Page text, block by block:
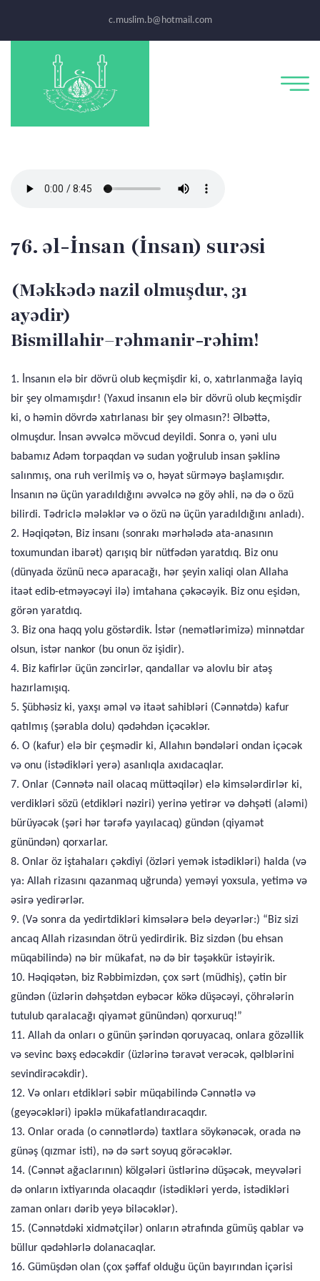
c.muslim.b@hotmail.com
76. əl-İnsan (İnsan) surəsi
(Məkkədə nazil olmuşdur, 31
ayədir)
Bismillahir–rəhmanir-rəhim!
1. İnsanın elə bir dövrü olub keçmişdir ki, o, xatırlanmağa layiq
bir şey olmamışdır! (Yaxud insanın elə bir dövrü olub keçmişdir
ki, o həmin dövrdə xatırlanası bir şey olmasın?! Əlbəttə,
olmuşdur. İnsan əvvəlcə mövcud deyildi. Sonra o, yəni ulu
babamız Adəm torpaqdan və sudan yoğrulub insan şəklinə
salınmış, ona ruh verilmiş və o, həyat sürməyə başlamışdır.
İnsanın nə üçün yaradıldığını əvvəlcə nə göy əhli, nə də o özü
bilirdi. Tədriclə mələklər və o özü nə üçün yaradıldığını anladı).
2. Həqiqətən, Biz insanı (sonrakı mərhələdə ata-anasının
toxumundan ibarət) qarışıq bir nütfədən yaratdıq. Biz onu
(dünyada özünü necə aparacağı, hər şeyin xaliqi olan Allaha
itaət edib-etməyəcəyi ilə) imtahana çəkəcəyik. Biz onu eşidən,
görən yaratdıq.
3. Biz ona haqq yolu göstərdik. İstər (nemətlərimizə) minnətdar
olsun, istər nankor (bu onun öz işidir).
4. Biz kafirlər üçün zəncirlər, qandallar və alovlu bir atəş
hazırlamışıq.
5. Şübhəsiz ki, yaxşı əməl və itaət sahibləri (Cənnətdə) kafur
qatılmış (şərabla dolu) qədəhdən içəcəklər.
6. O (kafur) elə bir çeşmədir ki, Allahın bəndələri ondan içəcək
və onu (istədikləri yerə) asanlıqla axıdacaqlar.
7. Onlar (Cənnətə nail olacaq müttəqilər) elə kimsələrdirlər ki,
verdikləri sözü (etdikləri nəziri) yerinə yetirər və dəhşəti (aləmi)
bürüyəcək (şəri hər tərəfə yayılacaq) gündən (qiyamət
günündən) qorxarlar.
8. Onlar öz iştahaları çəkdiyi (özləri yemək istədikləri) halda (və
ya: Allah rizasını qazanmaq uğrunda) yeməyi yoxsula, yetimə və
əsirə yedirərlər.
9. (Və sonra da yedirtdikləri kimsələrə belə deyərlər:) “Biz sizi
ancaq Allah rizasından ötrü yedirdirik. Biz sizdən (bu ehsan
müqabilində) nə bir mükafat, nə də bir təşəkkür istəyirik.
10. Həqiqətən, biz Rəbbimizdən, çox sərt (müdhiş), çətin bir
gündən (üzlərin dəhşətdən eybəcər kökə düşəcəyi, çöhrələrin
tutulub qaralacağı qiyamət günündən) qorxuruq!”
11. Allah da onları o günün şərindən qoruyacaq, onlara gözəllik
və sevinc bəxş edəcəkdir (üzlərinə təravət verəcək, qəlblərini
sevindirəcəkdir).
12. Və onları etdikləri səbir müqabilində Cənnətlə və
(geyəcəkləri) ipəklə mükafatlandıracaqdır.
13. Onlar orada (o cənnətlərdə) taxtlara söykənəcək, orada nə
günəş (qızmar isti), nə də sərt soyuq görəcəklər.
14. (Cənnət ağaclarının) kölgələri üstlərinə düşəcək, meyvələri
də onların ixtiyarında olacaqdır (istədikləri yerdə, istədikləri
zaman onları dərib yeyə biləcəklər).
15. (Cənnətdəki xidmətçilər) onların ətrafında gümüş qablar və
büllur qədəhlərlə dolanacaqlar.
16. Gümüşdən olan (çox şəffaf olduğu üçün bayırından içərisi